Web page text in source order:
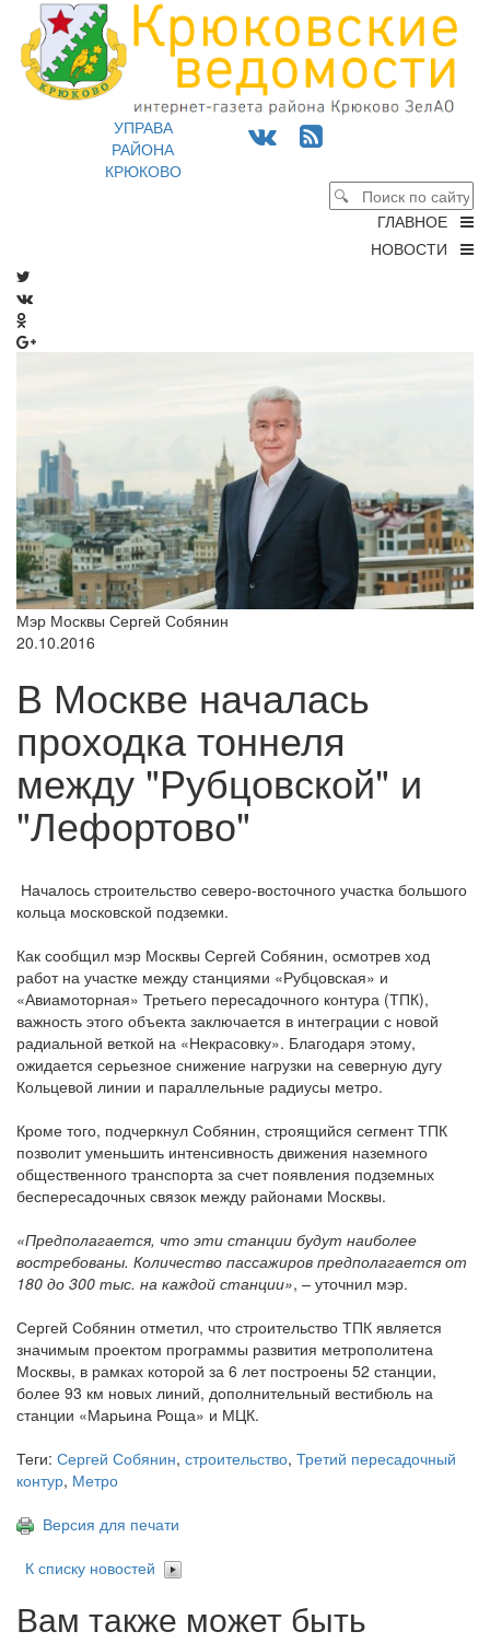
УПРАВА
РАЙОНА
КРЮКОВО
ГЛАВНОЕ
НОВОСТИ
Мэр Москвы Сергей Собянин
20.10.2016
В Москве началась
проходка тоннеля
между "Рубцовской" и
"Лефортово"
Началось строительство северо-восточного участка большого
кольца московской подземки.
Как сообщил мэр Москвы Сергей Собянин, осмотрев ход
работ на участке между станциями «Рубцовская» и
«Авиамоторная» Третьего пересадочного контура (ТПК),
важность этого объекта заключается в интеграции с новой
радиальной веткой на «Некрасовку». Благодаря этому,
ожидается серьезное снижение нагрузки на северную дугу
Кольцевой линии и параллельные радиусы метро.
Кроме того, подчеркнул Собянин, строящийся сегмент ТПК
позволит уменьшить интенсивность движения наземного
общественного транспорта за счет появления подземных
беспересадочных связок между районами Москвы.
«Предполагается, что эти станции будут наиболее
востребованы. Количество пассажиров предполагается от
180 до 300 тыс. на каждой станции», – уточнил мэр.
Сергей Собянин отметил, что строительство ТПК является
значимым проектом программы развития метрополитена
Москвы, в рамках которой за 6 лет построены 52 станции,
более 93 км новых линий, дополнительный вестибюль на
станции «Марьина Роща» и МЦК.
Теги: Сергей Собянин, строительство, Третий пересадочный
контур, Метро
Версия для печати
К списку новостей
Вам также может быть